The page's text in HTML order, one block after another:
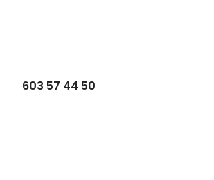
603 57 44 50